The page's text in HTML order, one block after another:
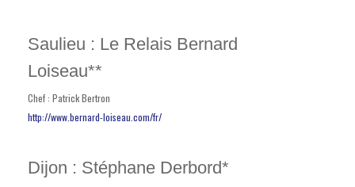
Saulieu : Le Relais Bernard
Loiseau**
Chef : Patrick Bertron
http://www.bernard-loiseau.com/fr/
Dijon : Stéphane Derbord*